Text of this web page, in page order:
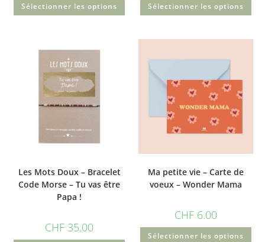
Sélectionner les options Sélectionner les options
Les Mots Doux – Bracelet
Code Morse – Tu vas être
Papa !
CHF 35.00
Ma petite vie – Carte de
voeux – Wonder Mama
CHF 6.00
Sélectionner les options